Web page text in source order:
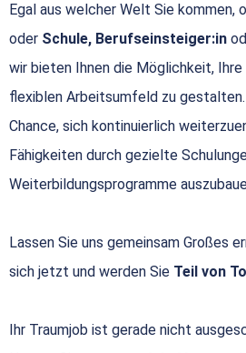
Egal aus welcher Welt Sie kommen,
oder Schule, Berufseinsteiger:in
wir bieten Ihnen die Möglichkeit, Ihre
flexiblen Arbeitsumfeld zu gestalten.
Chance, sich kontinuierlich
Fähigkeiten durch gezielte
Weiterbildungsprogramme
Lassen Sie uns gemeinsam Großes
sich jetzt und werden Sie Teil von
Ihr Traumjob ist gerade nicht